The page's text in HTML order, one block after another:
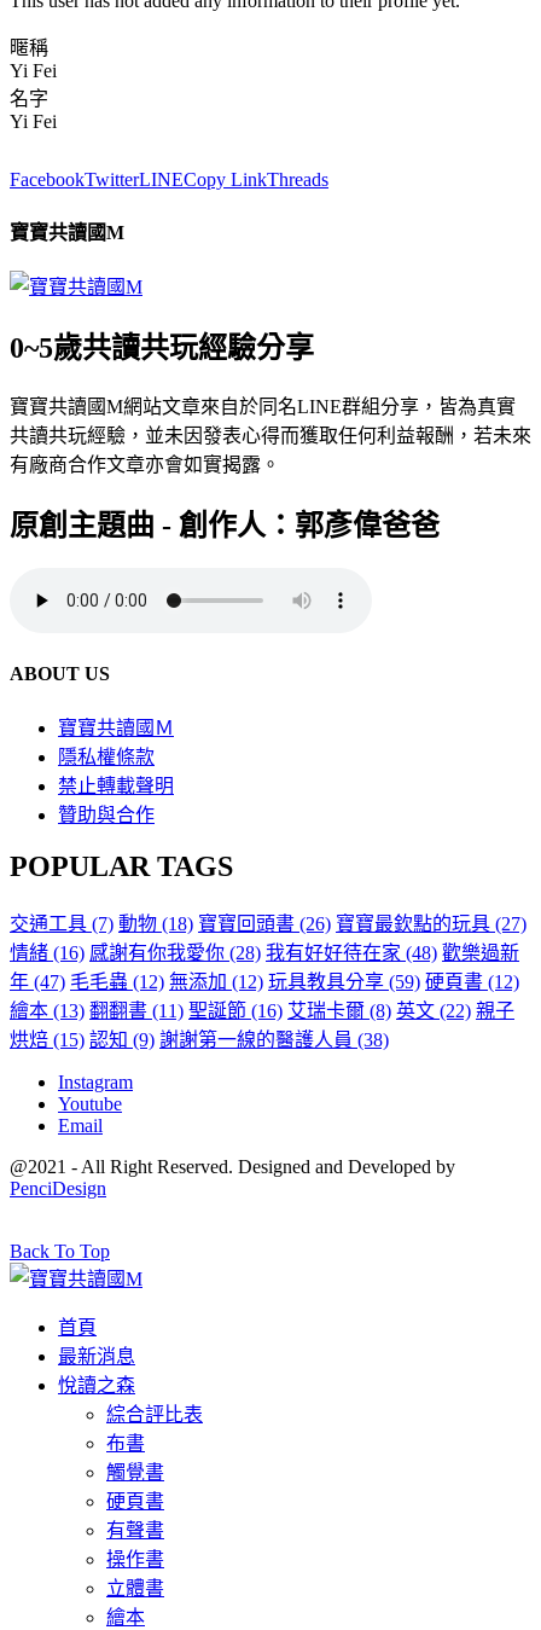
暱稱
Yi Fei
名字
Yi Fei
FacebookTwitterLINECopy LinkThreads
寶寶共讀國M
0~5歲共讀共玩經驗分享
寶寶共讀國M網站文章來自於同名LINE群組分享，皆為真實
共讀共玩經驗，並未因發表心得而獲取任何利益報酬，若未來
有廠商合作文章亦會如實揭露。
原創主題曲 - 創作人：郭彥偉爸爸
ABOUT US
寶寶共讀國Ｍ
隱私權條款
禁止轉載聲明
贊助與合作
POPULAR TAGS
交通工具 (7) 動物 (18) 寶寶回頭書 (26) 寶寶最欽點的玩具 (27)
情緒 (16) 感謝有你我愛你 (28) 我有好好待在家 (48) 歡樂過新
年 (47) 毛毛蟲 (12) 無添加 (12) 玩具教具分享 (59) 硬頁書 (12)
繪本 (13) 翻翻書 (11) 聖誕節 (16) 艾瑞卡爾 (8) 英文 (22) 親子
烘焙 (15) 認知 (9) 謝謝第一線的醫護人員 (38)
Instagram
Youtube
Email
@2021 - All Right Reserved. Designed and Developed by
PenciDesign
Back To Top
首頁
最新消息
悅讀之森
綜合評比表
布書
觸覺書
硬頁書
有聲書
操作書
立體書
繪本